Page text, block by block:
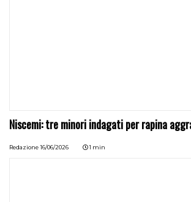
Niscemi: tre minori indagati per rapina
Redazione 16/06/2026 1 min